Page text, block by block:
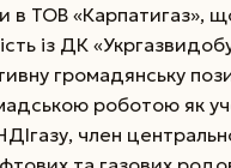
в ТОВ «Карпатигаз»,
із ДК
громадянську
роботою як
член